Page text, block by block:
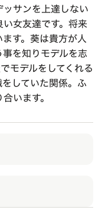
サンを上達しない
女友達です。将来
す。葵は貴方が人
を知りモデルを志
モデルをしてくれる
していた関係。ふ
います。